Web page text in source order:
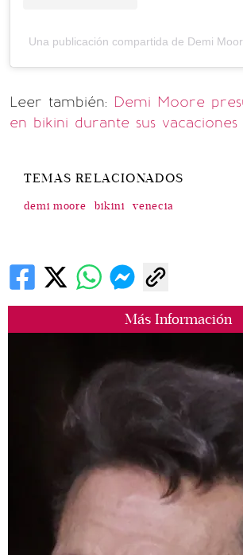
Más Información
Una publicación compartida de Demi
Leer también: Demi Moore
en bikini durante sus
TEMAS RELACIONADOS
demi moore bikini venecia